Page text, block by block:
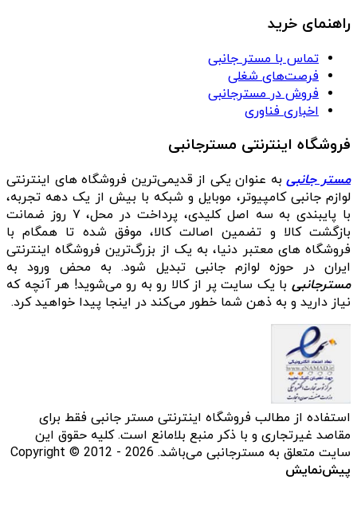
راهنمای خرید
تماس با مستر جانبی
فرصت‌های شغلی
فروش در مسترجانبی
اخباری فناوری
فروشگاه اینترنتی مسترجانبی
مستر جانبیبه عنوان یکی از قدیمی‌ترین فروشگاه های اینترنتی
لوازم جانبی کامپیوتر، موبایل و شبکه با بیش از یک دهه تجربه،
با پایبندی به سه اصل کلیدی، پرداخت در محل، ۷ روز ضمانت
بازگشت کالا و تضمین اصالت کالا، موفق شده تا همگام با
فروشگاه‌ های معتبر دنیا، به یک از بزرگ‌ترین فروشگاه اینترنتی
ایران در حوزه لوازم جانبی تبدیل شود. به محض ورود به
مسترجانبی با یک سایت پر از کالا رو به رو می‌شوید! هر آنچه که
نیاز دارید و به ذهن شما خطور می‌کند در اینجا پیدا خواهید کرد.
استفاده از مطالب فروشگاه اینترنتی مستر جانبی فقط برای
مقاصد غیرتجاری و با ذکر منبع بلامانع است. کلیه حقوق این
سایت متعلق به مسترجانبی می‌باشد. Copyright © 2012 - 2026
پیش‌نمایش